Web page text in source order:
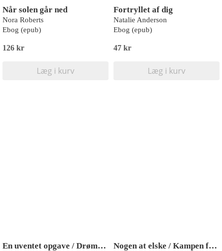
Når solen går ned
Nora Roberts
Ebog (epub)
126 kr
Læg i kurv
Fortryllet af dig
Natalie Anderson
Ebog (epub)
47 kr
Læg i kurv
En uventet opgave / Drømmen om sheiken Nogen at elske / Kampen for kærligheden / Den italienske hertug